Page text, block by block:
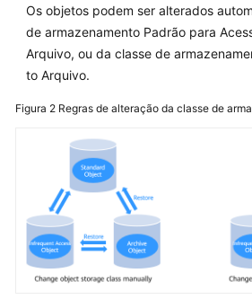
Region)
Parallel
File
Feature
Region)
Tool
Guide
(OBS
Browser+)
(Ankara
Os objetos podem ser alterados
de armazenamento Padrão para
Arquivo, ou da classe de
to Arquivo.
Figura 2 Regras de alteração da classe de